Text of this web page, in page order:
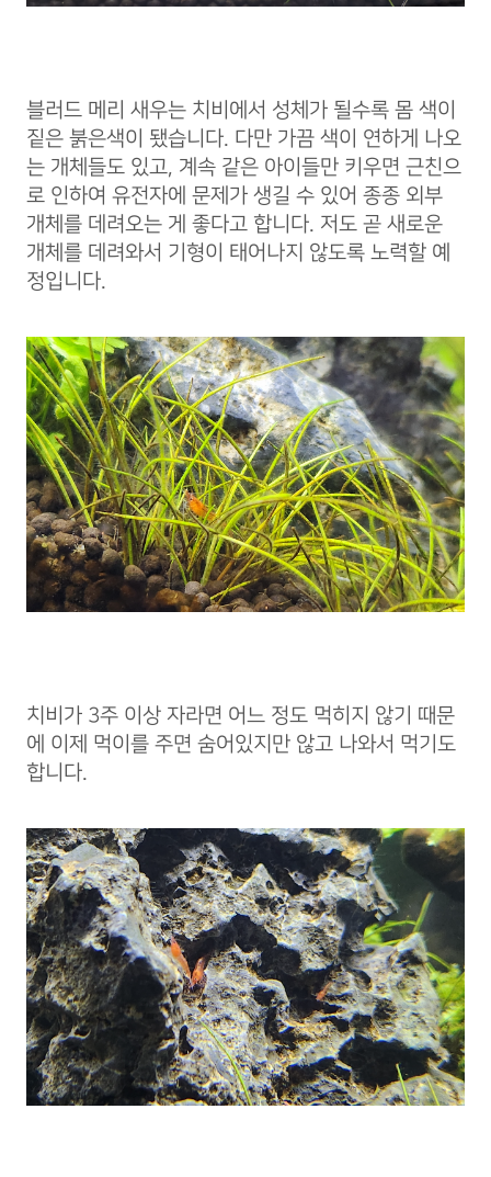
블러드 메리 새우는 치비에서 성체가 될수록 몸 색이
짙은 붉은색이 됐습니다. 다만 가끔 색이 연하게 나오
는 개체들도 있고, 계속 같은 아이들만 키우면 근친으
로 인하여 유전자에 문제가 생길 수 있어 종종 외부
개체를 데려오는 게 좋다고 합니다. 저도 곧 새로운
개체를 데려와서 기형이 태어나지 않도록 노력할 예
정입니다.
치비가 3주 이상 자라면 어느 정도 먹히지 않기 때문
에 이제 먹이를 주면 숨어있지만 않고 나와서 먹기도
합니다.